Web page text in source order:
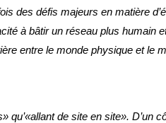
des défis majeurs en matière
à bâtir un réseau plus humain
entre le monde physique et le
de site en site». D’un